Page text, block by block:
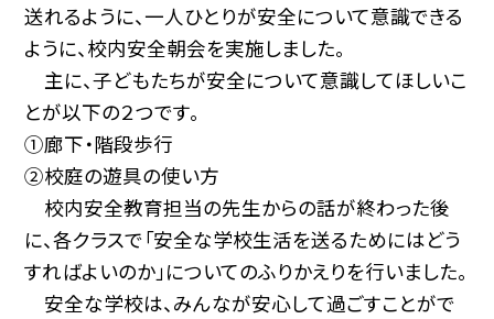
送れるように、一人ひとりが安全について意識できる
ように、校内安全朝会を実施しました。
主に、子どもたちが安全について意識してほしいこ
とが以下の２つです。
➀廊下・階段歩行
➁校庭の遊具の使い方
校内安全教育担当の先生からの話が終わった後
に、各クラスで「安全な学校生活を送るためにはどう
すればよいのか」についてのふりかえりを行いました。
安全な学校は、みんなが安心して過ごすことがで